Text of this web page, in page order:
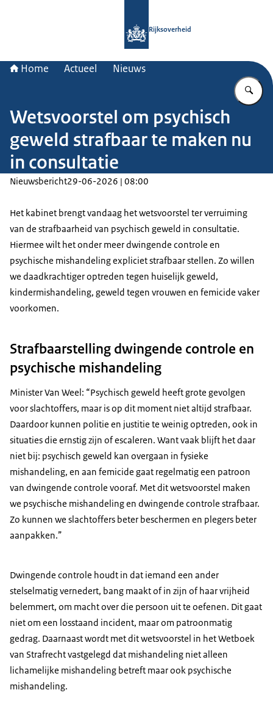
Rijksoverheid
Home Actueel Nieuws
Wetsvoorstel om psychisch
geweld strafbaar te maken nu
in consultatie
Nieuwsbericht29-06-2026 | 08:00
Het kabinet brengt vandaag het wetsvoorstel ter verruiming
van de strafbaarheid van psychisch geweld in consultatie.
Hiermee wilt het onder meer dwingende controle en
psychische mishandeling expliciet strafbaar stellen. Zo willen
we daadkrachtiger optreden tegen huiselijk geweld,
kindermishandeling, geweld tegen vrouwen en femicide vaker
voorkomen.
Strafbaarstelling dwingende controle en
psychische mishandeling
Minister Van Weel: “Psychisch geweld heeft grote gevolgen
voor slachtoffers, maar is op dit moment niet altijd strafbaar.
Daardoor kunnen politie en justitie te weinig optreden, ook in
situaties die ernstig zijn of escaleren. Want vaak blijft het daar
niet bij: psychisch geweld kan overgaan in fysieke
mishandeling, en aan femicide gaat regelmatig een patroon
van dwingende controle vooraf. Met dit wetsvoorstel maken
we psychische mishandeling en dwingende controle strafbaar.
Zo kunnen we slachtoffers beter beschermen en plegers beter
aanpakken.”
Dwingende controle houdt in dat iemand een ander
stelselmatig vernedert, bang maakt of in zijn of haar vrijheid
belemmert, om macht over die persoon uit te oefenen. Dit gaat
niet om een losstaand incident, maar om patroonmatig
gedrag. Daarnaast wordt met dit wetsvoorstel in het Wetboek
van Strafrecht vastgelegd dat mishandeling niet alleen
lichamelijke mishandeling betreft maar ook psychische
mishandeling.